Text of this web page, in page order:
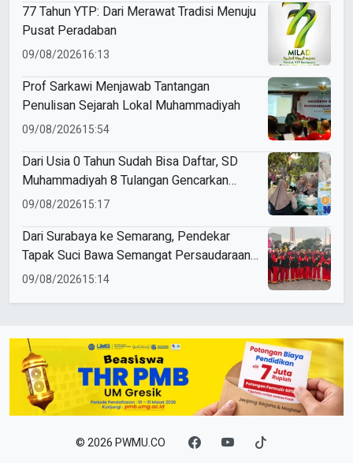
77 Tahun YTP: Dari Merawat Tradisi Menuju
Pusat Peradaban
09/08/202616:13
Prof Sarkawi Menjawab Tantangan
Penulisan Sejarah Lokal Muhammadiyah
09/08/202615:54
Dari Usia 0 Tahun Sudah Bisa Daftar, SD
Muhammadiyah 8 Tulangan Gencarkan
SPMB
09/08/202615:17
Dari Surabaya ke Semarang, Pendekar
Tapak Suci Bawa Semangat Persaudaraan
di Muktamar XVI
09/08/202615:14
© 2026 PWMU.CO